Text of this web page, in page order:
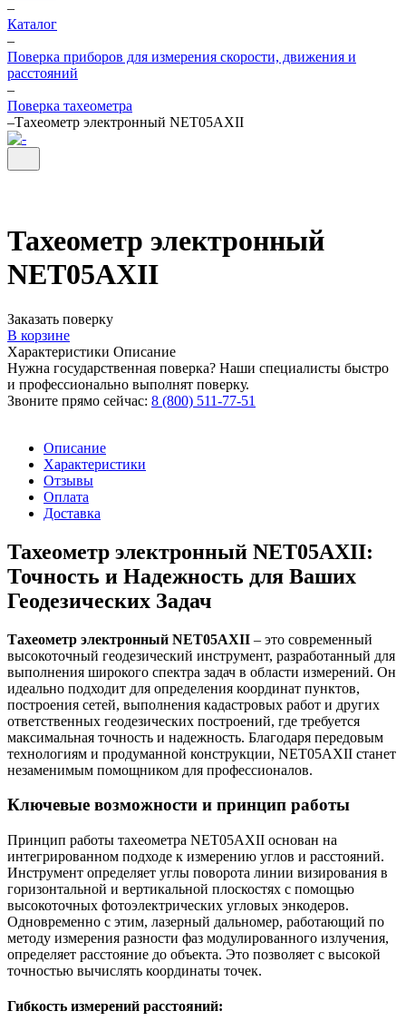
–
Каталог
–
Поверка приборов для измерения скорости, движения и
расстояний
–
Поверка тахеометра
–Тахеометр электронный NET05АХII
Тахеометр электронный
NET05АХII
Заказать поверку
В корзине
Характеристики Описание
Нужна государственная поверка? Наши специалисты быстро
и профессионально выполнят поверку.
Звоните прямо сейчас: 8 (800) 511-77-51
Описание
Характеристики
Отзывы
Оплата
Доставка
Тахеометр электронный NET05AXII:
Точность и Надежность для Ваших
Геодезических Задач
Тахеометр электронный NET05AXII – это современный
высокоточный геодезический инструмент, разработанный для
выполнения широкого спектра задач в области измерений. Он
идеально подходит для определения координат пунктов,
построения сетей, выполнения кадастровых работ и других
ответственных геодезических построений, где требуется
максимальная точность и надежность. Благодаря передовым
технологиям и продуманной конструкции, NET05AXII станет
незаменимым помощником для профессионалов.
Ключевые возможности и принцип работы
Принцип работы тахеометра NET05AXII основан на
интегрированном подходе к измерению углов и расстояний.
Инструмент определяет углы поворота линии визирования в
горизонтальной и вертикальной плоскостях с помощью
высокоточных фотоэлектрических угловых энкодеров.
Одновременно с этим, лазерный дальномер, работающий по
методу измерения разности фаз модулированного излучения,
определяет расстояние до объекта. Это позволяет с высокой
точностью вычислять координаты точек.
Гибкость измерений расстояний: